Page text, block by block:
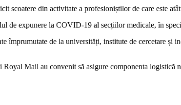
scoatere din activitate a profesioniștilor de care este
de expunere la COVID-19 al secțiilor medicale, în
de la universități, institute de cercetare și
Mail au convenit să asigure componenta logistică